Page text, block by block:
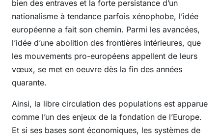
bien des entraves et la forte persistance d’un
nationalisme à tendance parfois xénophobe, l’idée
européenne a fait son chemin. Parmi les avancées,
l’idée d’une abolition des frontières intérieures, que
les mouvements pro-européens appellent de leurs
vœux, se met en oeuvre dès la fin des années
quarante.
Ainsi, la libre circulation des populations est apparue
comme l’un des enjeux de la fondation de l’Europe.
Et si ses bases sont économiques, les systèmes de